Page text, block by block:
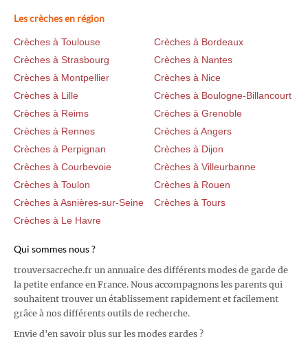
Les crèches en région
Crèches à Toulouse
Crèches à Bordeaux
Crèches à Strasbourg
Crèches à Nantes
Crèches à Montpellier
Crèches à Nice
Crèches à Lille
Crèches à Boulogne-Billancourt
Crèches à Reims
Crèches à Grenoble
Crèches à Rennes
Crèches à Angers
Crèches à Perpignan
Crèches à Dijon
Crèches à Courbevoie
Crèches à Villeurbanne
Crèches à Toulon
Crèches à Rouen
Crèches à Asnières-sur-Seine
Crèches à Tours
Crèches à Le Havre
Qui sommes nous ?
trouversacreche.fr un annuaire des différents modes de garde de
la petite enfance en France. Nous accompagnons les parents qui
souhaitent trouver un établissement rapidement et facilement
grâce à nos différents outils de recherche.
Envie d'en savoir plus sur les modes gardes ?